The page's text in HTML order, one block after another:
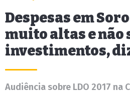
Despesas em
muito altas e não
investimentos,
Audiência sobre LDO 2017 na